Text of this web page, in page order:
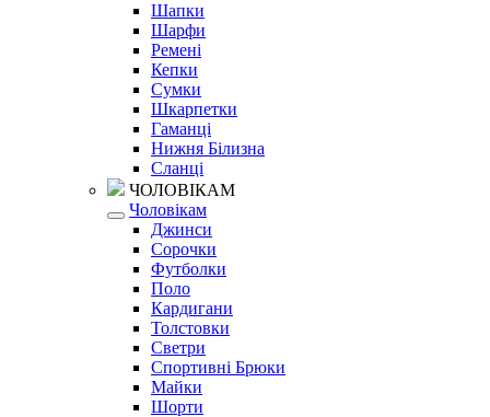
Шапки
Шарфи
Ремені
Кепки
Сумки
Шкарпетки
Гаманці
Нижня Білизна
Сланці
ЧОЛОВІКАМ
Чоловікам
Джинси
Сорочки
Футболки
Поло
Кардигани
Толстовки
Светри
Спортивні Брюки
Майки
Шорти